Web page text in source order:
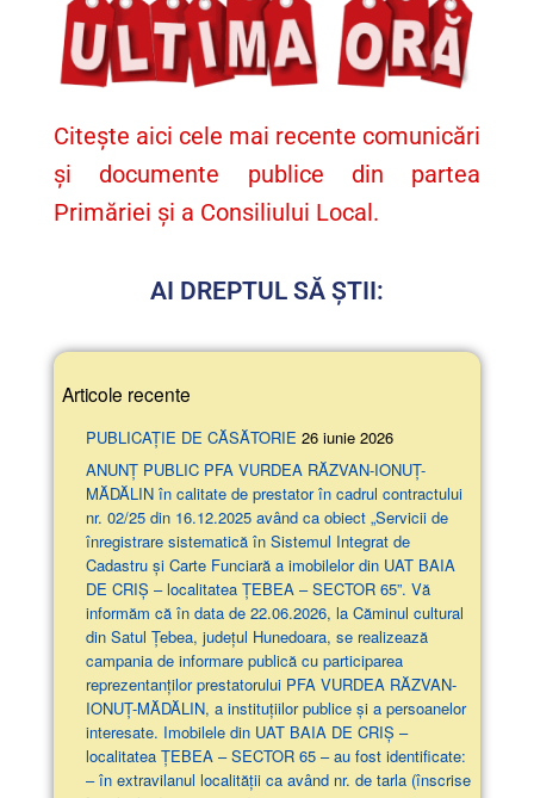
Citește aici cele mai recente comunicări
și documente publice din partea
Primăriei și a Consiliului Local.
AI DREPTUL SĂ ȘTII:
Articole recente
PUBLICAȚIE DE CĂSĂTORIE 26 iunie 2026
ANUNŢ PUBLIC PFA VURDEA RĂZVAN-IONUȚ-
MĂDĂLIN în calitate de prestator în cadrul contractului
nr. 02/25 din 16.12.2025 având ca obiect „Servicii de
înregistrare sistematică în Sistemul Integrat de
Cadastru și Carte Funciară a imobilelor din UAT BAIA
DE CRIȘ – localitatea ȚEBEA – SECTOR 65”. Vă
informăm că în data de 22.06.2026, la Căminul cultural
din Satul Țebea, județul Hunedoara, se realizează
campania de informare publică cu participarea
reprezentanților prestatorului PFA VURDEA RĂZVAN-
IONUȚ-MĂDĂLIN, a instituțiilor publice și a persoanelor
interesate. Imobilele din UAT BAIA DE CRIȘ –
localitatea ȚEBEA – SECTOR 65 – au fost identificate:
– în extravilanul localităţii ca având nr. de tarla (înscrise